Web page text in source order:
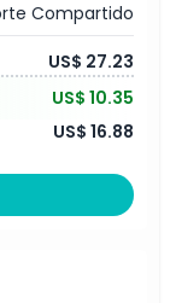
Compartido
US$ 27.23
US$ 10.35
US$ 16.88